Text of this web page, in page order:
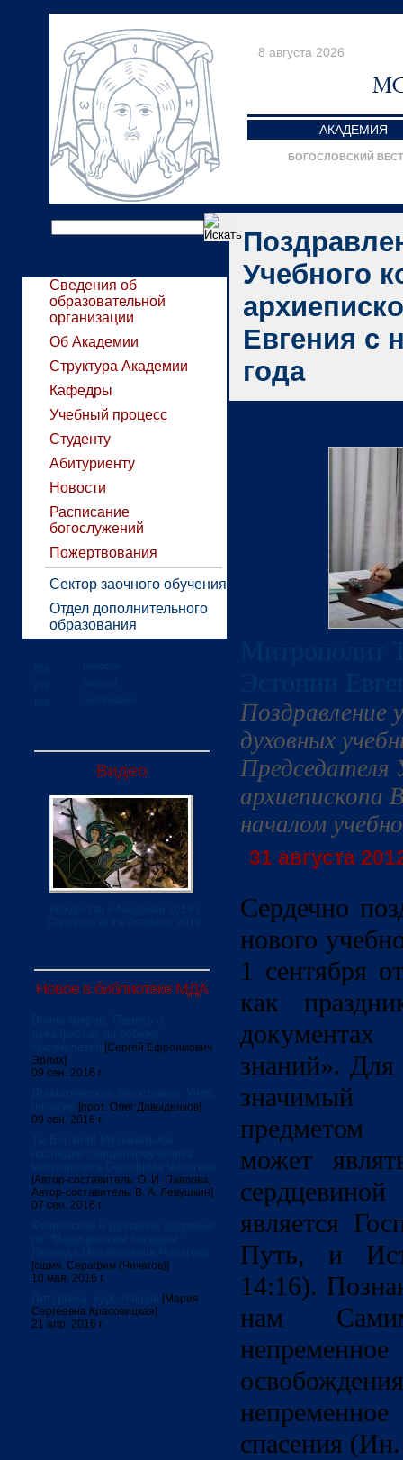
8 августа 2026
АКАДЕМИЯ
БОГОСЛОВСКИЙ
Сведения об
образовательной
организации
Об Академии
Структура Академии
Кафедры
Учебный процесс
Студенту
Абитуриенту
Новости
Расписание
богослужений
Пожертвования
Сектор заочного обучения
Отдел дополнительного
образования
Видео
Новое в библиотеке МДА
[Сергей Ефроимович
Эрлих]
09 сен. 2016 г.
[прот. Олег Давыденков]
09 сен. 2016 г.
[Автор-составитель: О. И. Павлова;
Автор-составитель: В. А. Левушкин]
07 сен. 2016 г.
[сщмч. Серафим (Чичагов)]
10 мая. 2016 г.
[Мария
Сергеевна Красовицкая]
21 апр. 2016 г.
Учебного
Евгения с
года
Поздравление
духовных
архиепископа
началом
31 августа
Сердечно
нового
1 сентября
как
знаний». Для
значимый
предметом
может
является
Путь, и
14:16).
нам
спасения